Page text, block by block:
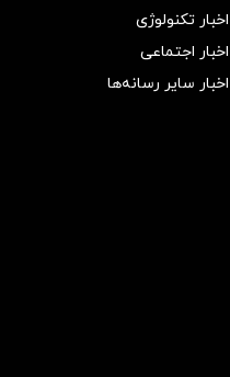
اخبار تکنولوژی
اخبار اجتماعی
اخبار سایر رسانه‌‌ها